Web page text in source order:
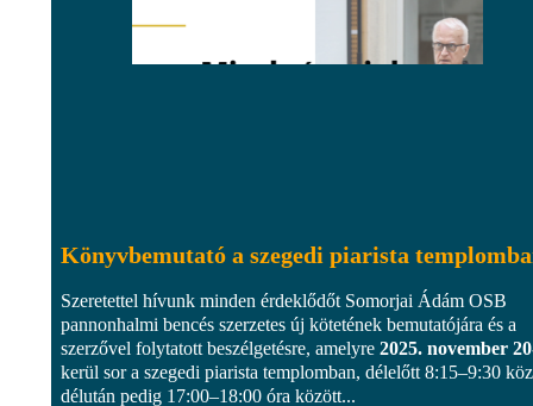
Könyvbemutató a szegedi piarista
Szeretettel hívunk minden érdeklődőt Somorjai Ádám OSB
pannonhalmi bencés szerzetes új kötetének bemutatójára és a
szerzővel folytatott beszélgetésre, amelyre 2025. november
kerül sor a szegedi piarista templomban, délelőtt 8:15–9:30
délután pedig 17:00–18:00 óra között...